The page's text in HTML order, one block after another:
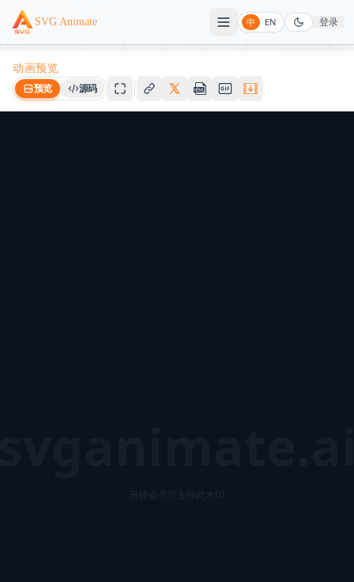
SVG Animate 中 EN 登录
动画预览
预览 源码
升级会员可去除此水印